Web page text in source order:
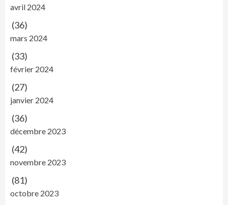
avril 2024
(36)
mars 2024
(33)
février 2024
(27)
janvier 2024
(36)
décembre 2023
(42)
novembre 2023
(81)
octobre 2023